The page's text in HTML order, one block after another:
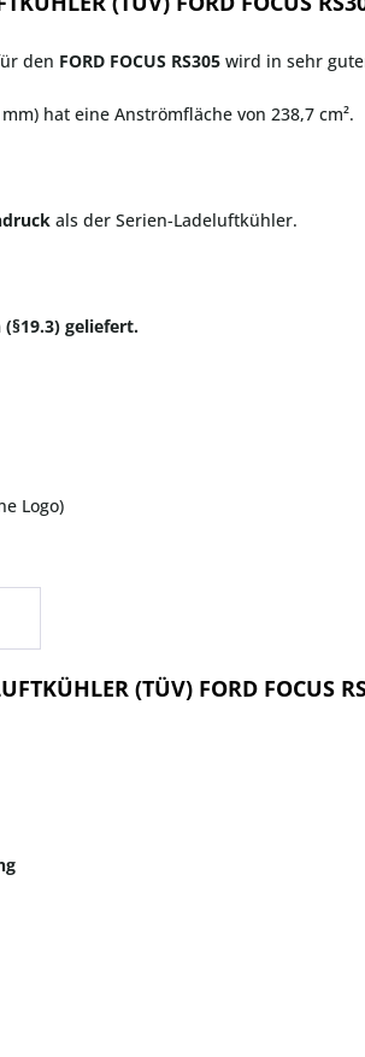
den FORD FOCUS RS305 wird in sehr
hat eine Anströmfläche von 238,7 cm².
als der Serien-Ladeluftkühler.
geliefert.
Logo)
(TÜV) FORD FOCUS